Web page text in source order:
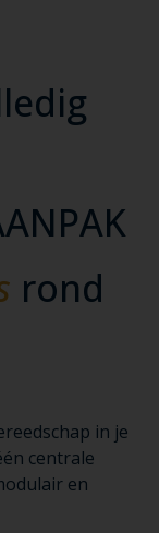
rond
in je
centrale
en